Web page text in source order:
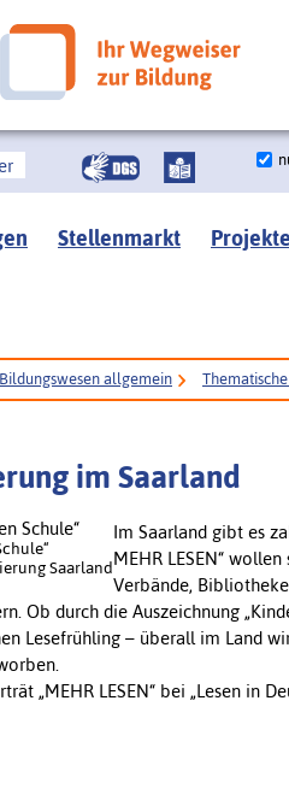
Stellenmarkt Projekte
Bildungswesen allgemein
im Saarland
Saarland
Im Saarland gibt es
MEHR LESEN“
Verbände,
Ob durch die Auszeichnung
Lesefrühling – überall im Land
„MEHR LESEN“ bei „Lesen in